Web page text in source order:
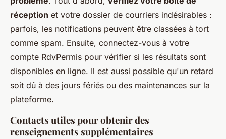
réception et votre dossier de courriers indésirables :
parfois, les notifications peuvent être classées à tort
comme spam. Ensuite, connectez-vous à votre
compte RdvPermis pour vérifier si les résultats sont
disponibles en ligne. Il est aussi possible qu'un retard
soit dû à des jours fériés ou des maintenances sur la
plateforme.
Contacts utiles pour obtenir des
renseignements supplémentaires